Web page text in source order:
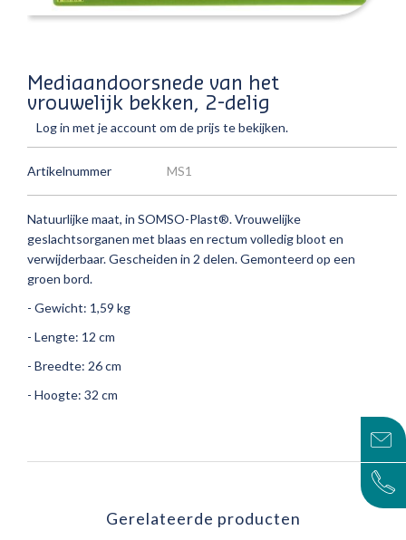
Mediaandoorsnede van het
vrouwelijk bekken, 2-delig
Log in met je account om de prijs te bekijken.
Artikelnummer MS1
Natuurlijke maat, in SOMSO-Plast®.Vrouwelijke
geslachtsorganen met blaas en rectum volledig bloot en
verwijderbaar.Gescheiden in 2 delen.Gemonteerd op een
groen bord.
- Gewicht: 1,59 kg
- Lengte: 12 cm
- Breedte: 26 cm
- Hoogte: 32 cm
Gerelateerde producten